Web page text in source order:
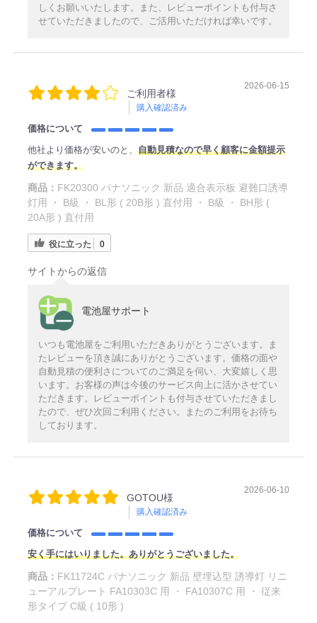
しくお願いいたします。また、レビューポイントも付与さ
せていただきましたので、ご活用いただければ幸いです。
ご利用者様
購入確認済み
2026-06-15
価格について
他社より価格が安いのと、 自動見積なので早く顧客に金額提示
ができます。
商品： FK20300 パナソニック 新品 適合表示板 避難口誘導
灯用 ・ B級 ・ BL形 ( 20B形 ) 直付用 ・ B級 ・ BH形 (
20A形 ) 直付用
役に立った 0
サイトからの返信
電池屋サポート
いつも電池屋をご利用いただきありがとうございます。ま
たレビューを頂き誠にありがとうございます。価格の面や
自動見積の便利さについてのご満足を伺い、大変嬉しく思
います。お客様の声は今後のサービス向上に活かさせてい
ただきます。レビューポイントも付与させていただきまし
たので、ぜひ次回ご利用ください。またのご利用をお待ち
しております。
GOTOU様
購入確認済み
2026-06-10
価格について
安く手にはいりました。ありがとうございました。
商品： FK11724C パナソニック 新品 壁埋込型 誘導灯 リニ
ューアルプレート FA10303C 用 ・ FA10307C 用 ・ 従来
形タイプ C級 ( 10形 )